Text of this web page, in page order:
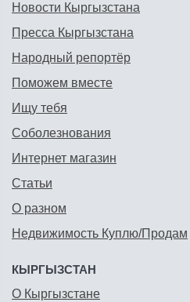
Новости Кыргызстана
Пресса Кыргызстана
Народный репортёр
Поможем вместе
Ищу тебя
Соболезнования
Интернет магазин
Статьи
О разном
Недвижимость Куплю/Продам
КЫРГЫЗСТАН
О Кыргызстане